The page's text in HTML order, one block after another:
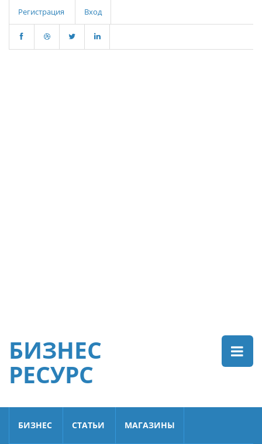
Регистрация Вход
БИЗНЕС
РЕСУРС
БИЗНЕС СТАТЬИ МАГАЗИНЫ